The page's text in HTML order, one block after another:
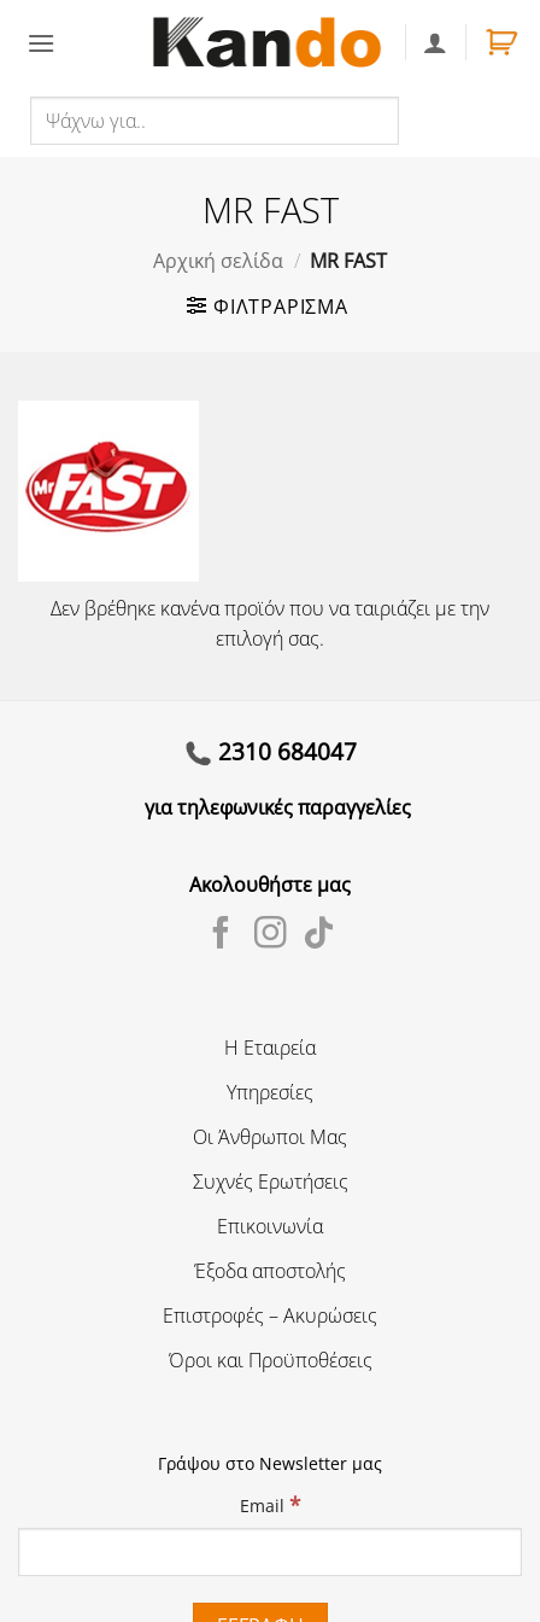
για..
MR FAST
Αρχική σελίδα / MR FAST
ΦΙΛΤΡΆΡΙΣΜΑ
Δεν βρέθηκε κανένα προϊόν που να ταιριάζει με την
επιλογή σας.
2310 684047
για τηλεφωνικές παραγγελίες
Ακολουθήστε μας
Η Εταιρεία
Υπηρεσίες
Οι Άνθρωποι Μας
Συχνές Ερωτήσεις
Επικοινωνία
Έξοδα αποστολής
Επιστροφές – Ακυρώσεις
Όροι και Προϋποθέσεις
Γράψου στο Newsletter μας
Email *